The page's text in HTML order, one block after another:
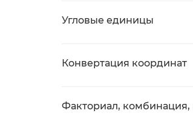
Угловые единицы
Конвертация координат
Факториал, комбинация,